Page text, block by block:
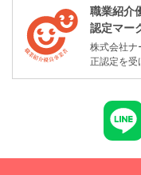
職業紹介
認定マー
株式会社ナ
正認定を受